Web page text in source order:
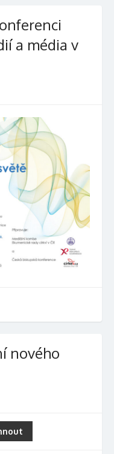
a média v
nového